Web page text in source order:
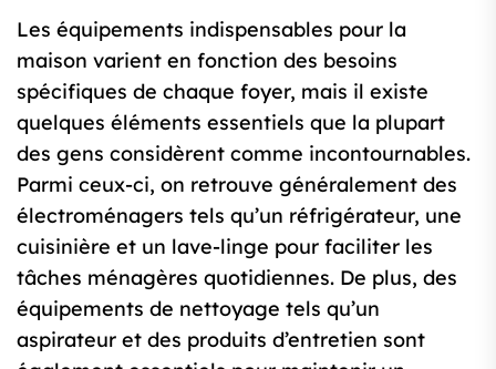
Les équipements indispensables pour la
maison varient en fonction des besoins
spécifiques de chaque foyer, mais il existe
quelques éléments essentiels que la plupart
des gens considèrent comme incontournables.
Parmi ceux-ci, on retrouve généralement des
électroménagers tels qu’un réfrigérateur, une
cuisinière et un lave-linge pour faciliter les
tâches ménagères quotidiennes. De plus, des
équipements de nettoyage tels qu’un
aspirateur et des produits d’entretien sont